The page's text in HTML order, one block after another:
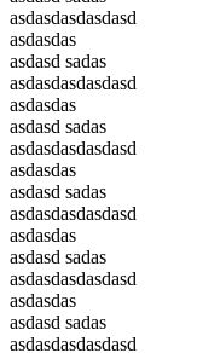
asdasdasdasdasd
asdasdas
asdasd sadas
asdasdasdasdasd
asdasdas
asdasd sadas
asdasdasdasdasd
asdasdas
asdasd sadas
asdasdasdasdasd
asdasdas
asdasd sadas
asdasdasdasdasd
asdasdas
asdasd sadas
asdasdasdasdasd